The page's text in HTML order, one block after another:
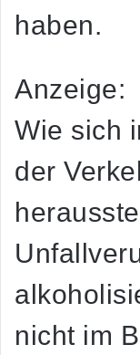
haben.
Anzeige:
Wie sich
der
nicht im